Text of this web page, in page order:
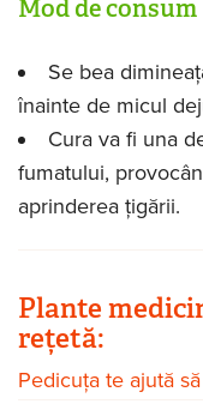
Mod de consum
Se bea
înainte de micul
Cura va fi una
fumatului,
aprinderea țigării.
Plante
rețetă:
Pedicuța te ajută